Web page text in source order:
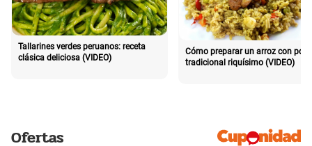
Tallarines verdes peruanos: receta
clásica deliciosa (VIDEO)
Cómo preparar un arroz con pollo
tradicional riquísimo (VIDEO)
Ofertas